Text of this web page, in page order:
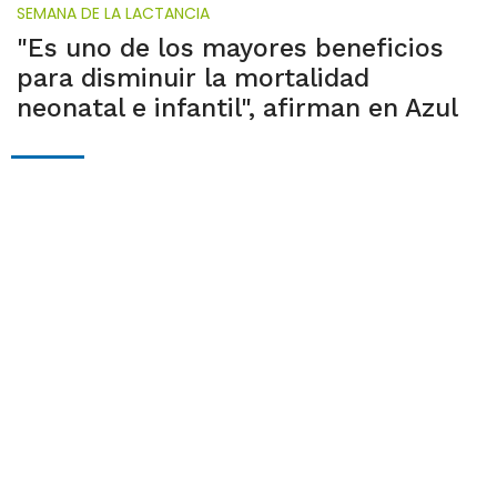
SEMANA DE LA LACTANCIA
"Es uno de los mayores beneficios
para disminuir la mortalidad
neonatal e infantil", afirman en Azul